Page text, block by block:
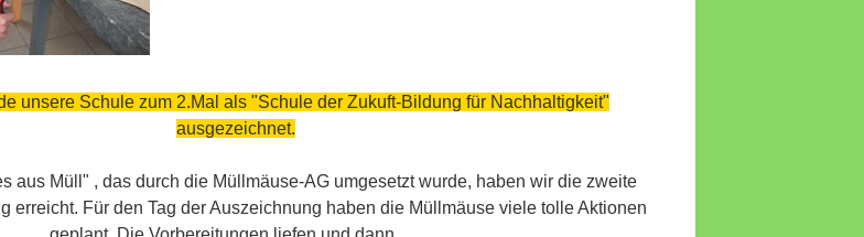
unsere Schule zum 2.Mal als "Schule der Zukuft-Bildung für Nachhaltigkeit"
ausgezeichnet.
aus Müll" , das durch die Müllmäuse-AG umgesetzt wurde, haben wir die zweite
erreicht. Für den Tag der Auszeichnung haben die Müllmäuse viele tolle Aktionen